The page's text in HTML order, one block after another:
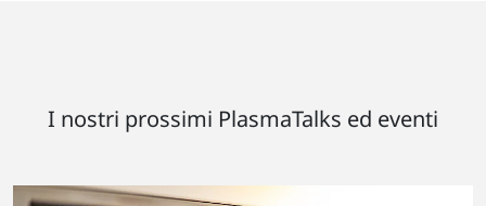
I nostri prossimi PlasmaTalks ed eventi